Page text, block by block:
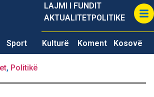
LAJMI I FUNDIT
AKTUALITETPOLITIKE
Sport Kulturë Koment Kosovë
, Politikë